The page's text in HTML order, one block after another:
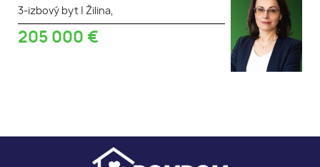
3-izbový byt Žilina,
205 000 €